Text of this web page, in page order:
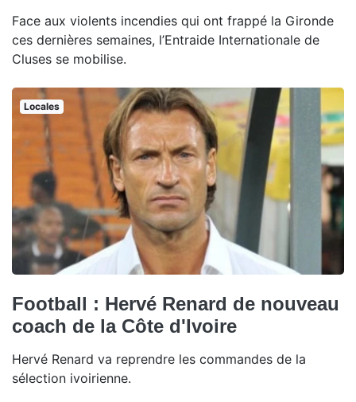
Face aux violents incendies qui ont frappé la Gironde
ces dernières semaines, l’Entraide Internationale de
Cluses se mobilise.
Locales
Football : Hervé Renard de nouveau
coach de la Côte d'Ivoire
Hervé Renard va reprendre les commandes de la
sélection ivoirienne.